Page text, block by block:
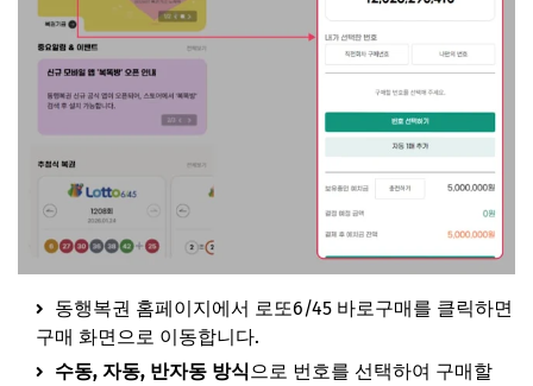
동행복권 홈페이지에서 로또6/45 바로구매를 클릭하면
구매 화면으로 이동합니다.
수동, 자동, 반자동 방식 으로 번호를 선택하여 구매할